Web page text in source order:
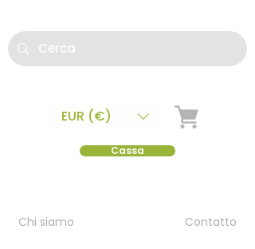
EUR (€)
Cassa
Chi siamo Contatto